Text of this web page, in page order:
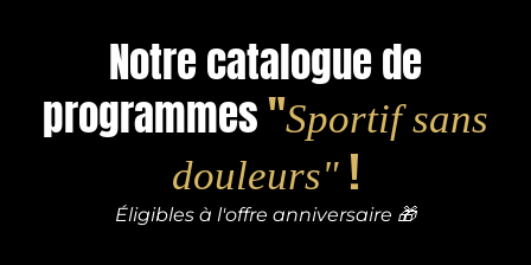
Notre catalogue de
programmes"Sportif sans
douleurs" !
Éligibles à l'offre anniversaire 🎁